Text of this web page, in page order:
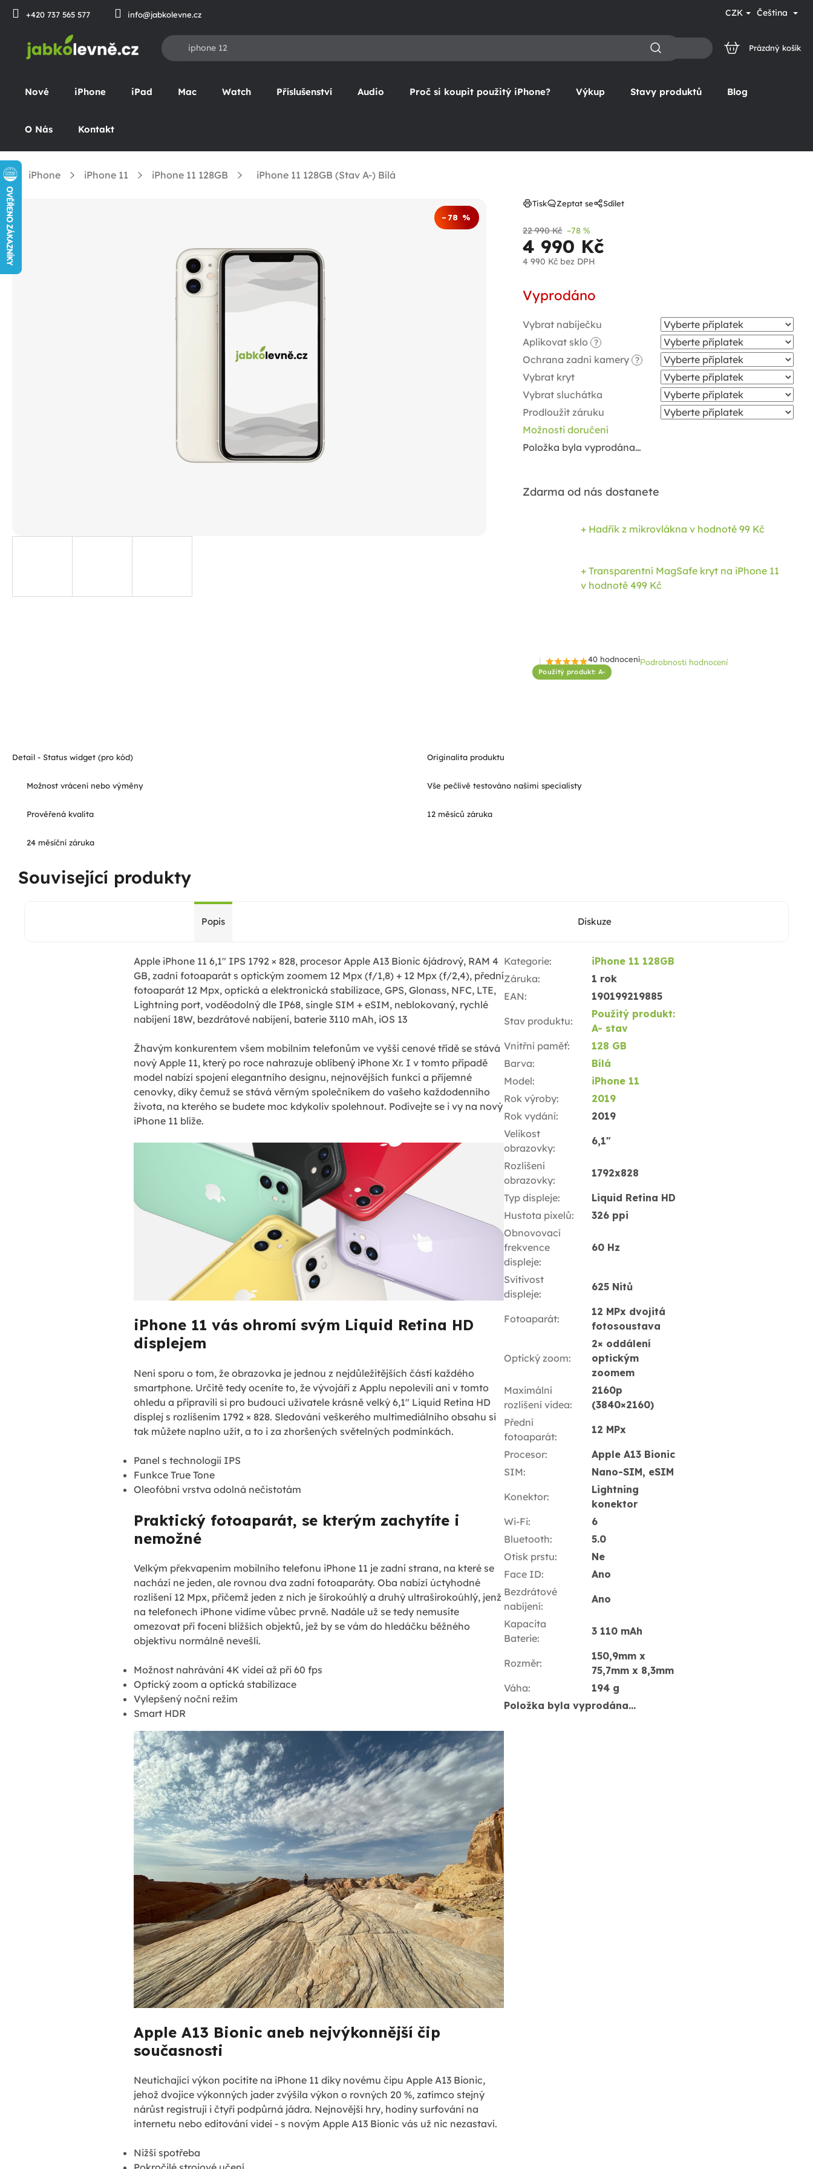
Přejít
+420 737 565 577 info@jabkolevne.cz CZK Čeština
NÁKUPNÍ
Prázdný košík
Nové iPhone iPad Mac Watch Příslušenství Audio Proč si koupit použitý iPhone? Výkup Stavy produktů Blog
O Nás Kontakt
Domů iPhone iPhone 11 iPhone 11 128GB iPhone 11 128GB (Stav A-) Bílá
Použitý produkt: A-
Průměrné
hodnocení
40 hodnoceníPodrobnosti hodnocení
–78 %
22 990 Kč –78 %
4 990 Kč
4 990 Kč bez DPH
cena:
Vyprodáno
Vybrat nabíječku
Aplikovat sklo
?
Ochrana zadní kamery ?
Vybrat kryt
Vybrat sluchátka
Prodloužit záruku
Možnosti doručení
Položka byla vyprodána…
Zdarma od nás dostanete
+ Hadřík z mikrovlákna v hodnotě 99 Kč
+ Transparentní MagSafe kryt na iPhone 11
v hodnotě 499 Kč
Tisk Zeptat se Sdílet
Detail - Status widget (pro kód) Originalita produktu
Možnost vrácení nebo výměny Vše pečlivě testováno našimi specialisty
Prověřená kvalita 12 měsíců záruka
24 měsíční záruka
Související produkty
Popis Diskuze
Apple iPhone 11 6,1" IPS 1792 × 828, procesor Apple A13 Bionic 6jádrový, RAM 4
GB, zadní fotoaparát s optickým zoomem 12 Mpx (f/1,8) + 12 Mpx (f/2,4), přední
fotoaparát 12 Mpx, optická a elektronická stabilizace, GPS, Glonass, NFC, LTE,
Lightning port, voděodolný dle IP68, single SIM + eSIM, neblokovaný, rychlé
nabíjení 18W, bezdrátové nabíjení, baterie 3110 mAh, iOS 13
Žhavým konkurentem všem mobilním telefonům ve vyšší cenové třídě se stává
nový Apple 11, který po roce nahrazuje oblíbený iPhone Xr. I v tomto případě
model nabízí spojení elegantního designu, nejnovějších funkcí a příjemné
cenovky, díky čemuž se stává věrným společníkem do vašeho každodenního
života, na kterého se budete moc kdykoliv spolehnout. Podívejte se i vy na nový
iPhone 11 blíže.
iPhone 11 vás ohromí svým Liquid Retina HD
displejem
Není sporu o tom, že obrazovka je jednou z nejdůležitějších částí každého
smartphone. Určitě tedy oceníte to, že vývojáři z Applu nepolevili ani v tomto
ohledu a připravili si pro budoucí uživatele krásně velký 6,1" Liquid Retina HD
displej s rozlišením 1792 × 828. Sledování veškerého multimediálního obsahu si
tak můžete naplno užít, a to i za zhoršených světelných podmínkách.
Panel s technologií IPS
Funkce True Tone
Oleofóbní vrstva odolná nečistotám
Praktický fotoaparát, se kterým zachytíte i
nemožné
Velkým překvapením mobilního telefonu iPhone 11 je zadní strana, na které se
nachází ne jeden, ale rovnou dva zadní fotoaparáty. Oba nabízí úctyhodné
rozlišení 12 Mpx, přičemž jeden z nich je širokoúhlý a druhý ultraširokoúhlý, jenž
na telefonech iPhone vidíme vůbec prvně. Nadále už se tedy nemusíte
omezovat při focení bližších objektů, jež by se vám do hledáčku běžného
objektivu normálně nevešli.
Možnost nahrávání 4K videí až při 60 fps
Optický zoom a optická stabilizace
Vylepšený noční režim
Smart HDR
Apple A13 Bionic aneb nejvýkonnější čip
současnosti
Neutichající výkon pocítíte na iPhone 11 díky novému čipu Apple A13 Bionic,
jehož dvojice výkonných jader zvýšila výkon o rovných 20 %, zatímco stejný
nárůst registrují i čtyři podpůrná jádra. Nejnovější hry, hodiny surfování na
internetu nebo editování videí - s novým Apple A13 Bionic vás už nic nezastaví.
Nižší spotřeba
Kategorie:
iPhone 11 128GB
Záruka:
1 rok
EAN: 190199219885
Stav produktu:
Použitý produkt:
A- stav
Vnitřní paměť:
128 GB
Barva:
Bílá
Model:
iPhone 11
Rok výroby:
2019
Rok vydání:
2019
Velikost
obrazovky:
6,1"
Rozlišení
obrazovky:
1792x828
Typ displeje:
Liquid Retina HD
Hustota pixelů:
326 ppi
Obnovovací
frekvence
displeje:
60 Hz
Svítivost
displeje:
625 Nitů
Fotoaparát:
12 MPx dvojitá
fotosoustava
Optický zoom:
2× oddálení
optickým
zoomem
Maximální
rozlišení videa:
2160p
(3840×2160)
Přední
fotoaparát:
12 MPx
Procesor:
Apple A13 Bionic
SIM: Nano-SIM, eSIM
Konektor:
Lightning
konektor
Wi-Fi:
6
Bluetooth:
5.0
Otisk prstu:
Ne
Face ID:
Ano
Bezdrátové
nabíjení:
Ano
Kapacita
Baterie:
3 110 mAh
Rozměr:
150,9mm x
75,7mm x 8,3mm
Váha:
194 g
Položka byla vyprodána…